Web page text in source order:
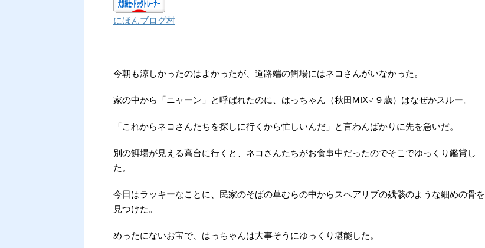
にほんブログ村
今朝も涼しかったのはよかったが、道路端の餌場にはネコさんがいなかった。
家の中から「ニャーン」と呼ばれたのに、はっちゃん（秋田MIX♂９歳）はなぜかスルー。
「これからネコさんたちを探しに行くから忙しいんだ」と言わんばかりに先を急いだ。
別の餌場が見える高台に行くと、ネコさんたちがお食事中だったのでそこでゆっくり鑑賞し
た。
今日はラッキーなことに、民家のそばの草むらの中からスペアリブの残骸のような細めの骨を
見つけた。
めったにないお宝で、はっちゃんは大事そうにゆっくり堪能した。